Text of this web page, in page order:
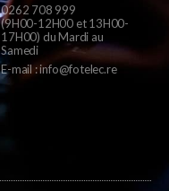
0262 708 999
(9H00-12H00 et 13H00-
17H00) du Mardi au
Samedi
E-mail : info@fotelec.re